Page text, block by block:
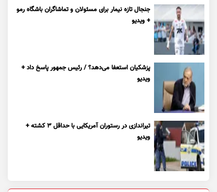
جنجال تازه نیمار برای مسئولان و تماشاگران باشگاه رمو
+ ویدیو
پزشکیان استعفا می‌دهد؟ / رئیس جمهور پاسخ داد +
ویدیو
تیراندازی در رستوران آمریکایی با حداقل ۳ کشته +
ویدیو